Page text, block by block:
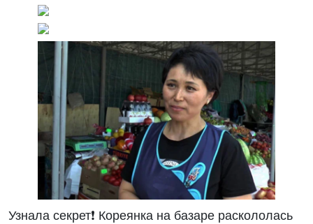
Узнала секрет❗ Кореянка на базаре раскололась